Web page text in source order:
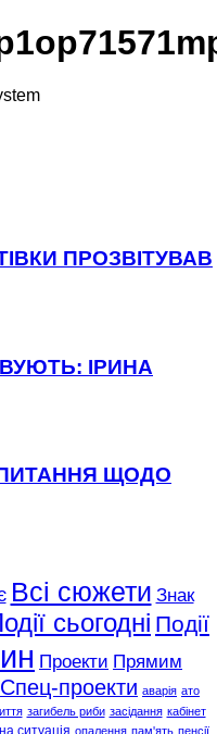
ПРОЗВІТУВАВ
ІРИНА
ЩОДО
Всі сюжети Знак
сьогодні Події
Проекти Прямим
Спец-проекти аварія ато
загибель риби засідання кабінет
ситуація опалення пам'ять пенсії